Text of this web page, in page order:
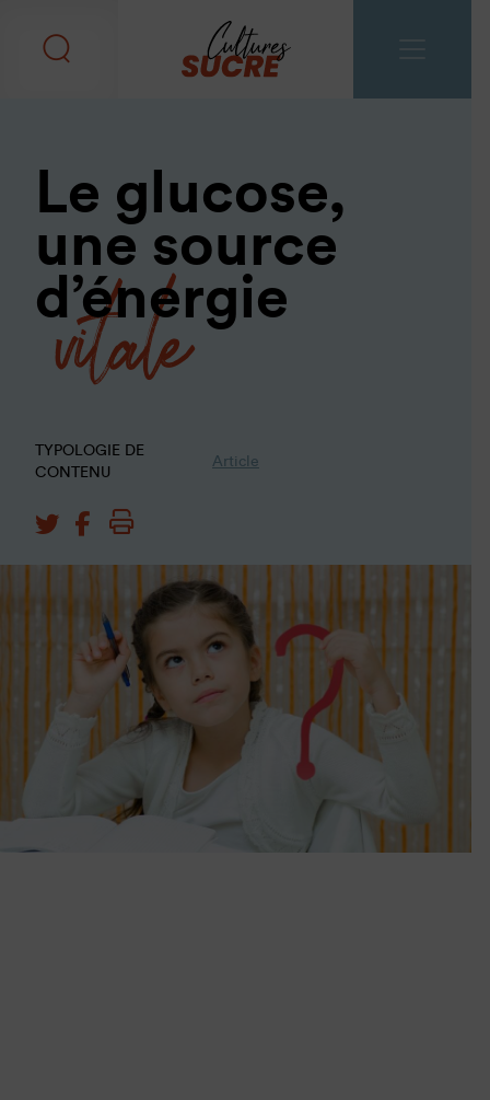
Le glucose,
une source
d’énergie
vitale
TYPOLOGIE DE
CONTENU
Article